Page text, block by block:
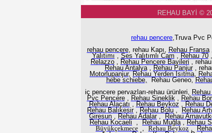
REHAU BAYİ ©
rehau pencere,Truva Pvc
rehau pencere, rehau Kapı, Rehau Fransa
Yalıtımı , Ses Yalıtımlı Cam , Rehau 70,
Relazzo , Rehau Pencere Bayileri ,
Rehau Antalya, Rehau Panjur,
Motorlupanjur, Rehau Yerden Isıtma,
hebe schiebe,
Rehau Geneo,
iç pencere pervazları-rehau ürünleri,
Pvc Pencere, Rehau Sineklik, Rehau
Rehau Alaçatı , Rehau Beykoz , Rehau
Rehau Balıkesir, Rehau Bolu , Rehau
Giresun , Rehau Adalar, Rehau
Rehau Kocaeli , Rehau Muğla, Rehau
Büyükçekmece , Rehau Beykoz ,